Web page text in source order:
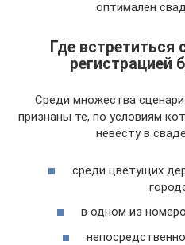
оптимален
Где
регистрацией
Среди множества
признаны те, по условиям
невесту в
среди цветущих
в одном из